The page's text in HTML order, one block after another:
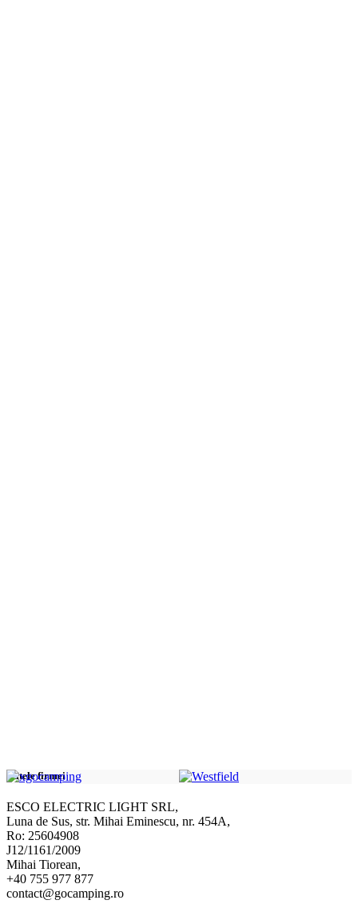
Datele firmei
ESCO ELECTRIC LIGHT SRL,
Luna de Sus, str. Mihai Eminescu, nr. 454A,
Ro: 25604908
J12/1161/2009
Mihai Tiorean,
+40 755 977 877
contact@gocamping.ro